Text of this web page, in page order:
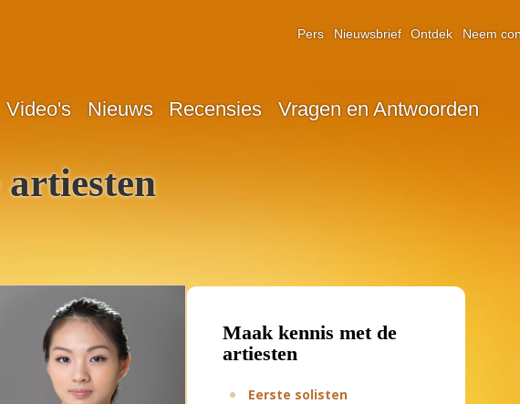
Video's Nieuws Recensies Vragen en Antwoorden
Pers Nieuwsbrief Ontdek Neem
Maak kennis met de
artiesten
Eerste solisten